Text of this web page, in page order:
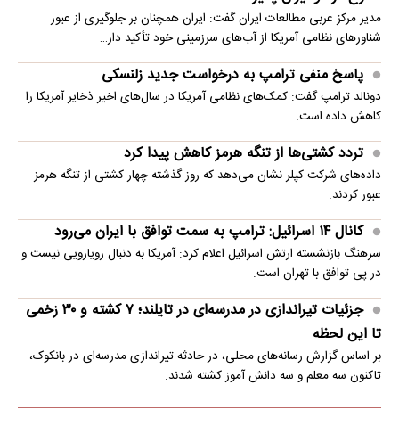
مدیر مرکز عربی مطالعات ایران گفت: ایران همچنان بر جلوگیری از عبور
شناورهای نظامی آمریکا از آب‌های سرزمینی خود تأکید دار…
پاسخ منفی ترامپ به درخواست جدید زلنسکی
دونالد ترامپ گفت: کمک‌های نظامی آمریکا در سال‌های اخیر ذخایر آمریکا را
کاهش داده است.
تردد کشتی‌ها از تنگه هرمز کاهش پیدا کرد
داده‌های شرکت کپلر نشان می‌دهد که روز گذشته چهار کشتی از تنگه هرمز
عبور کردند.
کانال ۱۴ اسرائیل: ترامپ به سمت توافق با ایران می‌رود
سرهنگ بازنشسته ارتش اسرائیل اعلام کرد: آمریکا به دنبال رویارویی نیست و
در پی توافق با تهران است.
جزئیات تیراندازی در مدرسه‌ای در تایلند؛ ۷ کشته و ۳۰ زخمی
تا این لحظه
بر اساس گزارش رسانه‌های محلی، در حادثه تیراندازی مدرسه‌ای در بانکوک،
تاکنون سه معلم و سه دانش آموز کشته شدند.